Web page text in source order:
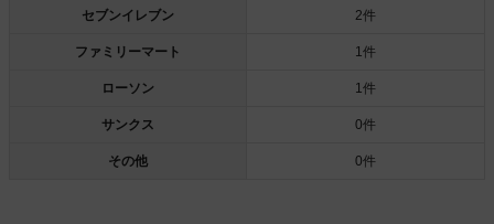
セブンイレブン 2件
ファミリーマート 1件
ローソン 1件
サンクス 0件
その他 0件